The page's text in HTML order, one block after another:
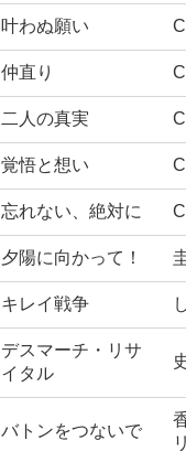
叶わぬ願い
仲直り
二人の真実
覚悟と想い
忘れない、絶対に
夕陽に向かって！
キレイ戦争
デスマーチ・リサ
イタル
バトンをつないで